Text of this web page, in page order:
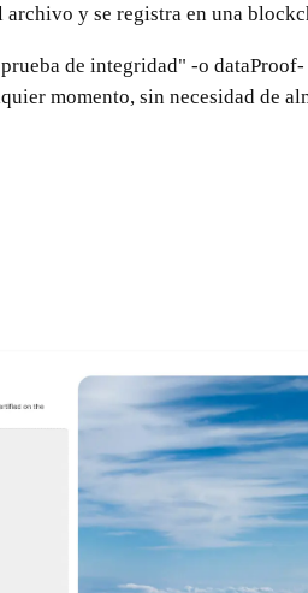
y se registra en una
de integridad" -o dataProof-
momento, sin necesidad de